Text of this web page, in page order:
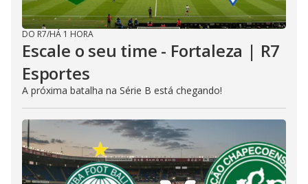
DO R7/HÁ 1 HORA
Escale o seu time - Fortaleza | R7
Esportes
A próxima batalha na Série B está chegando!